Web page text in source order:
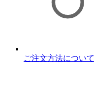
ご注文方法について